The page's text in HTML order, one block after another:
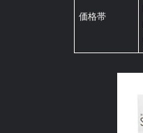
価格帯